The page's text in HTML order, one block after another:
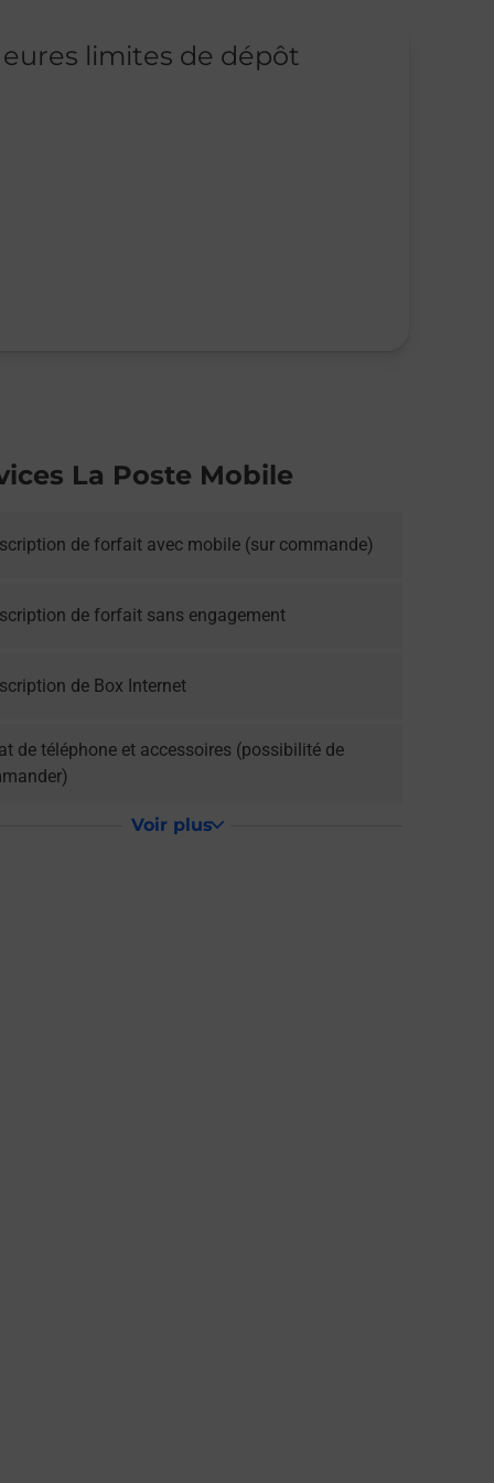
limites de dépôt
La Poste Mobile
de forfait avec mobile (sur commande)
de forfait sans engagement
de Box Internet
de téléphone et accessoires (possibilité de
Voir plus